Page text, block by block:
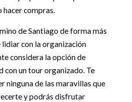
hacer compras.
de Santiago de forma más
con la organización
considera la opción de
con un tour organizado. Te
ninguna de las maravillas que
y podrás disfrutar